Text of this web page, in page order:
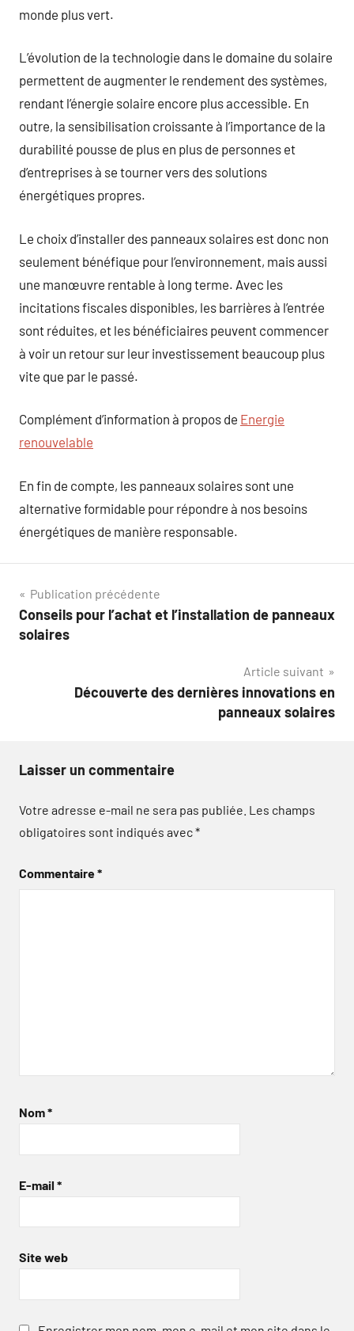
monde plus vert.
L’évolution de la technologie dans le domaine du solaire
permettent de augmenter le rendement des systèmes,
rendant l’énergie solaire encore plus accessible. En
outre, la sensibilisation croissante à l’importance de la
durabilité pousse de plus en plus de personnes et
d’entreprises à se tourner vers des solutions
énergétiques propres.
Le choix d’installer des panneaux solaires est donc non
seulement bénéfique pour l’environnement, mais aussi
une manœuvre rentable à long terme. Avec les
incitations fiscales disponibles, les barrières à l’entrée
sont réduites, et les bénéficiaires peuvent commencer
à voir un retour sur leur investissement beaucoup plus
vite que par le passé.
Complément d’information à propos de Energie
renouvelable
En fin de compte, les panneaux solaires sont une
alternative formidable pour répondre à nos besoins
énergétiques de manière responsable.
Navigation
de
Publication précédente
Conseils pour l’achat et l’installation de panneaux
solaires
Article suivant
Découverte des dernières innovations en
panneaux solaires
Laisser un commentaire
Votre adresse e-mail ne sera pas publiée. Les champs
obligatoires sont indiqués avec*
Commentaire*
Nom*
E-mail *
Site web